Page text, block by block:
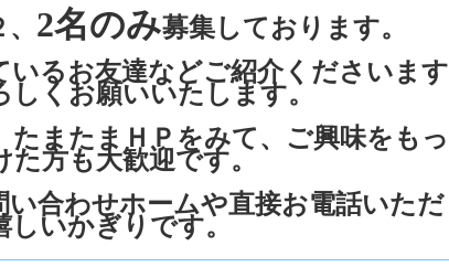
2名のみ募集しております。
いるお友達などご紹介くださいます
しくお願いいたします。
たまたまＨＰをみて、ご興味をもっ
た方も大歓迎です。
い合わせホームや直接お電話いただ
しいかぎりです。